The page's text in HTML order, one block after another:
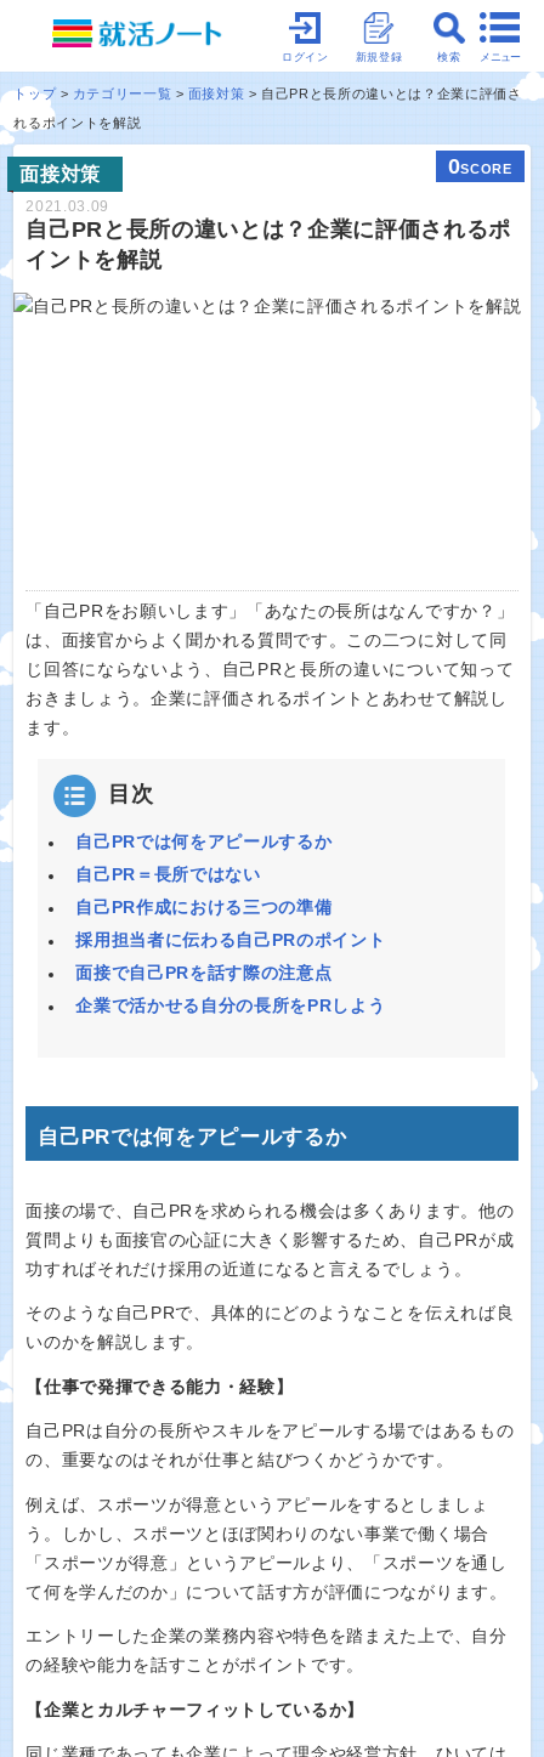
メニュー
検索
新規登録
ログイン
トップ カテゴリー一覧 面接対策
自己PRと長所の違いとは？企業に評価さ
れるポイントを解説
面接対策 0SCORE
2021.03.09
自己PRと長所の違いとは？企業に評価されるポ
イントを解説
「自己PRをお願いします」「あなたの長所はなんですか？」
は、面接官からよく聞かれる質問です。この二つに対して同
じ回答にならないよう、自己PRと長所の違いについて知って
おきましょう。企業に評価されるポイントとあわせて解説し
ます。
目次
自己PRでは何をアピールするか
自己PR＝長所ではない
自己PR作成における三つの準備
採用担当者に伝わる自己PRのポイント
面接で自己PRを話す際の注意点
企業で活かせる自分の長所をPRしよう
自己PRでは何をアピールするか
面接の場で、自己PRを求められる機会は多くあります。他の
質問よりも面接官の心証に大きく影響するため、自己PRが成
功すればそれだけ採用の近道になると言えるでしょう。
そのような自己PRで、具体的にどのようなことを伝えれば良
いのかを解説します。
【仕事で発揮できる能力・経験】
自己PRは自分の長所やスキルをアピールする場ではあるもの
の、重要なのはそれが仕事と結びつくかどうかです。
例えば、スポーツが得意というアピールをするとしましょ
う。しかし、スポーツとほぼ関わりのない事業で働く場合
「スポーツが得意」というアピールより、「スポーツを通し
て何を学んだのか」について話す方が評価につながります。
エントリーした企業の業務内容や特色を踏まえた上で、自分
の経験や能力を話すことがポイントです。
【企業とカルチャーフィットしているか】